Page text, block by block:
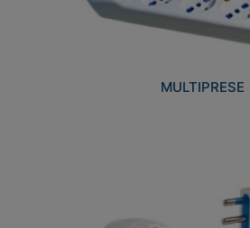
MULTIPRESE